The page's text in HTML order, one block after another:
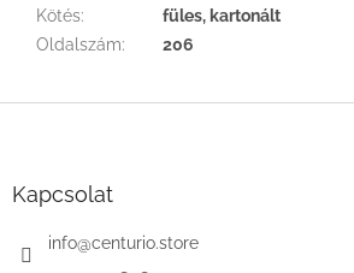
Kötés:
füles, kartonált
Oldalszám: 206
Kapcsolat
info@centurio.store